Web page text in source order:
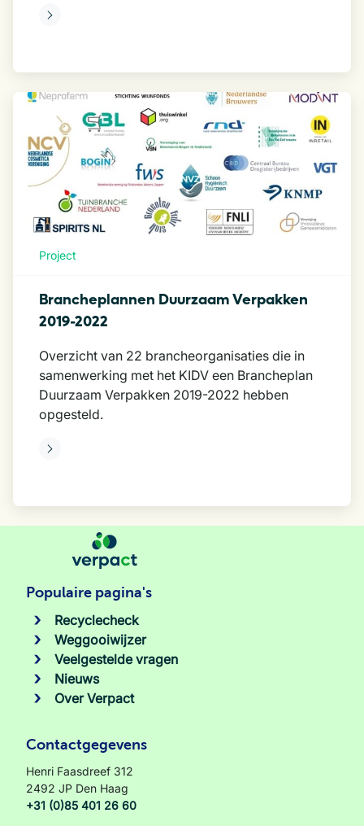
Project
Brancheplannen Duurzaam Verpakken
2019-2022
Overzicht van 22 brancheorganisaties die in
samenwerking met het KIDV een Brancheplan
Duurzaam Verpakken 2019-2022 hebben
opgesteld.
Populaire pagina's
Recyclecheck
Weggooiwijzer
Veelgestelde vragen
Nieuws
Over Verpact
Contactgegevens
Henri Faasdreef 312
2492 JP Den Haag
+31 (0)85 401 26 60